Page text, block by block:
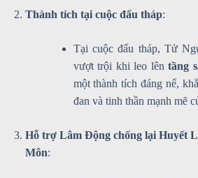
Thành tích tại cuộc đấu tháp:
Tại cuộc đấu tháp, Tử
vượt trội khi leo lêntầng
một thành tích đáng nể,
đan và tinh thần mạnh mẽ
Hỗ trợ Lâm Động chống lại Huyết
Môn: